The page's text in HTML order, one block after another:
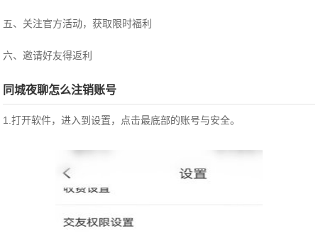
五、关注官方活动，获取限时福利
六、邀请好友得返利
同城夜聊怎么注销账号
1.打开软件，进入到设置，点击最底部的账号与安全。